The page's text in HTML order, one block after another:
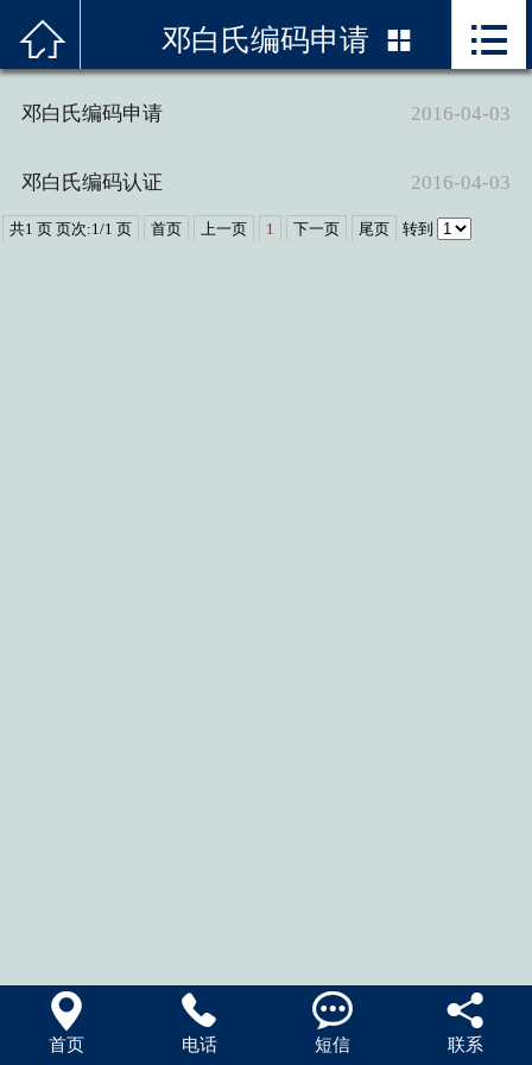
 首页
精品案例
 邓白氏编码申请  
邓白氏编码申请 2016-04-03
邓白氏编码认证 2016-04-03
共1 页 页次:1/1 页 首页 上一页 1 下一页 尾页 转到

首页

电话

短信

联系